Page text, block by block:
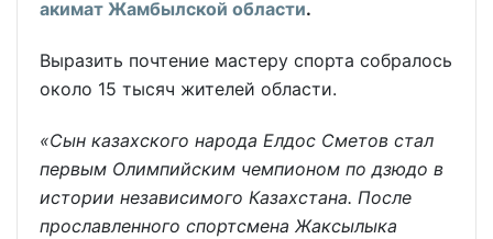
акимат Жамбылской области.
Выразить почтение мастеру спорта собралось
около 15 тысяч жителей области.
«Сын казахского народа Елдос Сметов стал
первым Олимпийским чемпионом по дзюдо в
истории независимого Казахстана. После
прославленного спортсмена Жаксылыка